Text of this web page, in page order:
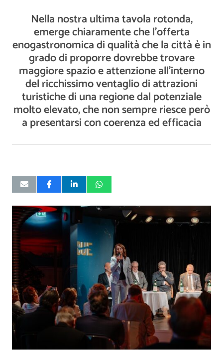
Nella nostra ultima tavola rotonda,
emerge chiaramente che l’offerta
enogastronomica di qualità che la città è in
grado di proporre dovrebbe trovare
maggiore spazio e attenzione all’interno
del ricchissimo ventaglio di attrazioni
turistiche di una regione dal potenziale
molto elevato, che non sempre riesce però
a presentarsi con coerenza ed efficacia